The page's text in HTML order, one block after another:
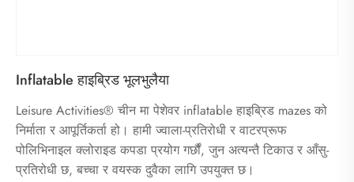
Inflatable हाइब्रिड भूलभुलैया
Leisure Activities® चीन मा पेशेवर inflatable हाइब्रिड mazes को
निर्माता र आपूर्तिकर्ता हो। हामी ज्वाला-प्रतिरोधी र वाटरप्रूफ
पोलिभिनाइल क्लोराइड कपडा प्रयोग गर्छौं, जुन अत्यन्तै टिकाउ र आँसु-
प्रतिरोधी छ, बच्चा र वयस्क दुवैका लागि उपयुक्त छ।